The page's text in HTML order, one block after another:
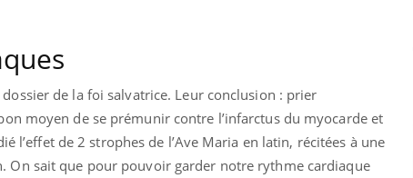
de la foi salvatrice. Leur conclusion : prier
moyen de se prémunir contre l’infarctus du myocarde et
l’effet de 2 strophes de l’Ave Maria en latin, récitées à une
On sait que pour pouvoir garder notre rythme cardiaque